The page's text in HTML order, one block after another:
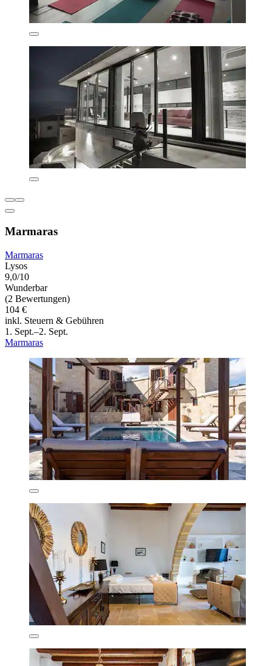
Marmaras
Marmaras
Lysos
9,0/10
Wunderbar
(2 Bewertungen)
104 €
inkl. Steuern & Gebühren
1. Sept.–2. Sept.
Marmaras